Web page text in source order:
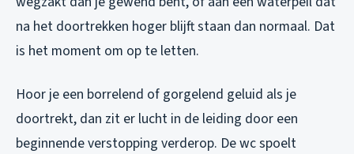
na het doortrekken hoger blijft staan dan normaal. Dat
is het moment om op te letten.
Hoor je een borrelend of gorgelend geluid als je
doortrekt, dan zit er lucht in de leiding door een
beginnende verstopping verderop. De wc spoelt